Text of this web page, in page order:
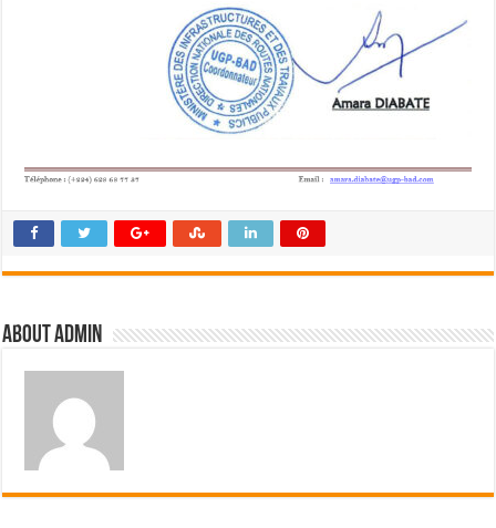
About admin